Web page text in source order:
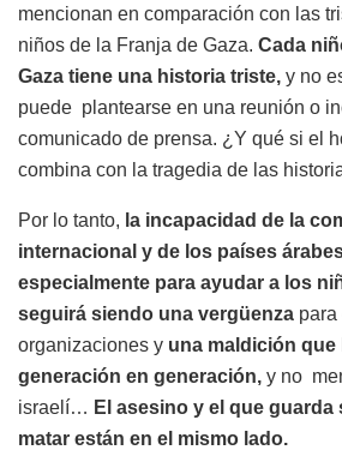
mencionan en comparación con las
niños de la Franja de Gaza. Cada
Gaza tiene una historia triste, y no
puede plantearse en una reunión o
comunicado de prensa. ¿Y qué si el
combina con la tragedia de las
Por lo tanto, la incapacidad de la
internacional y de los países
especialmente para ayudar a los
seguirá siendo una vergüenza para
organizaciones y una maldición
generación en generación, y no
israelí… El asesino y el que
matar están en el mismo lado.